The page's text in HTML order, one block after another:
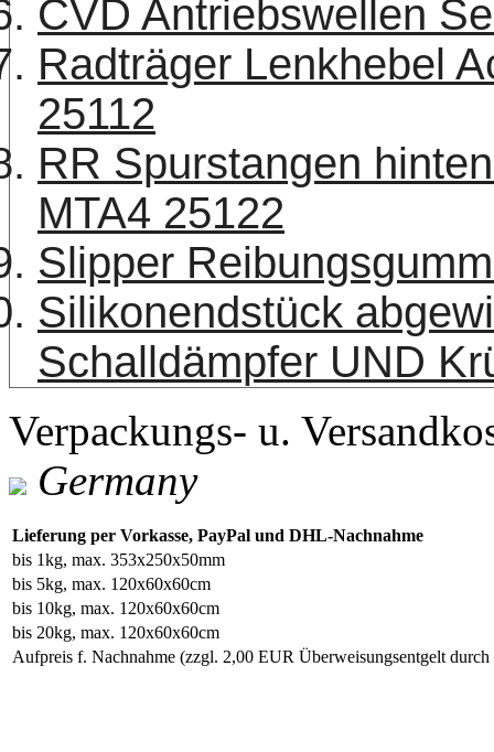
CVD Antriebswellen
Radträger Lenkhebel
25112
RR Spurstangen
MTA4 25122
Slipper
Silikonendstück
Schalldämpfer UND
Verpackungs- u.
Germany
Lieferung per Vorkasse, PayPal und DHL-Nachnahme
bis 1kg, max. 353x250x50mm
bis 5kg, max. 120x60x60cm
bis 10kg, max. 120x60x60cm
bis 20kg, max. 120x60x60cm
Aufpreis f. Nachnahme (zzgl. 2,00 EUR Überweisungsentgelt